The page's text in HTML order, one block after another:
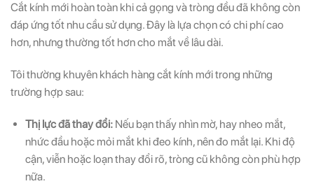
Cắt kính mới hoàn toàn khi cả gọng và tròng đều đã không còn
đáp ứng tốt nhu cầu sử dụng. Đây là lựa chọn có chi phí cao
hơn, nhưng thường tốt hơn cho mắt về lâu dài.
Tôi thường khuyên khách hàng cắt kính mới trong những
trường hợp sau:
Thị lực đã thay đổi:Nếu bạn thấy nhìn mờ, hay nheo mắt,
nhức đầu hoặc mỏi mắt khi đeo kính, nên đo mắt lại. Khi độ
cận, viễn hoặc loạn thay đổi rõ, tròng cũ không còn phù hợp
nữa.